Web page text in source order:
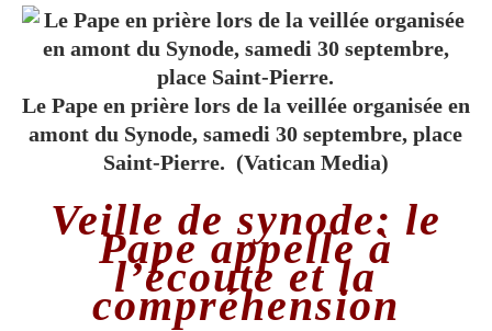
Le Pape en prière lors de la veillée organisée en
amont du Synode, samedi 30 septembre, place
Saint-Pierre. (Vatican Media)
Veille de synode: le
Pape appelle à
l’écoute et la
compréhension